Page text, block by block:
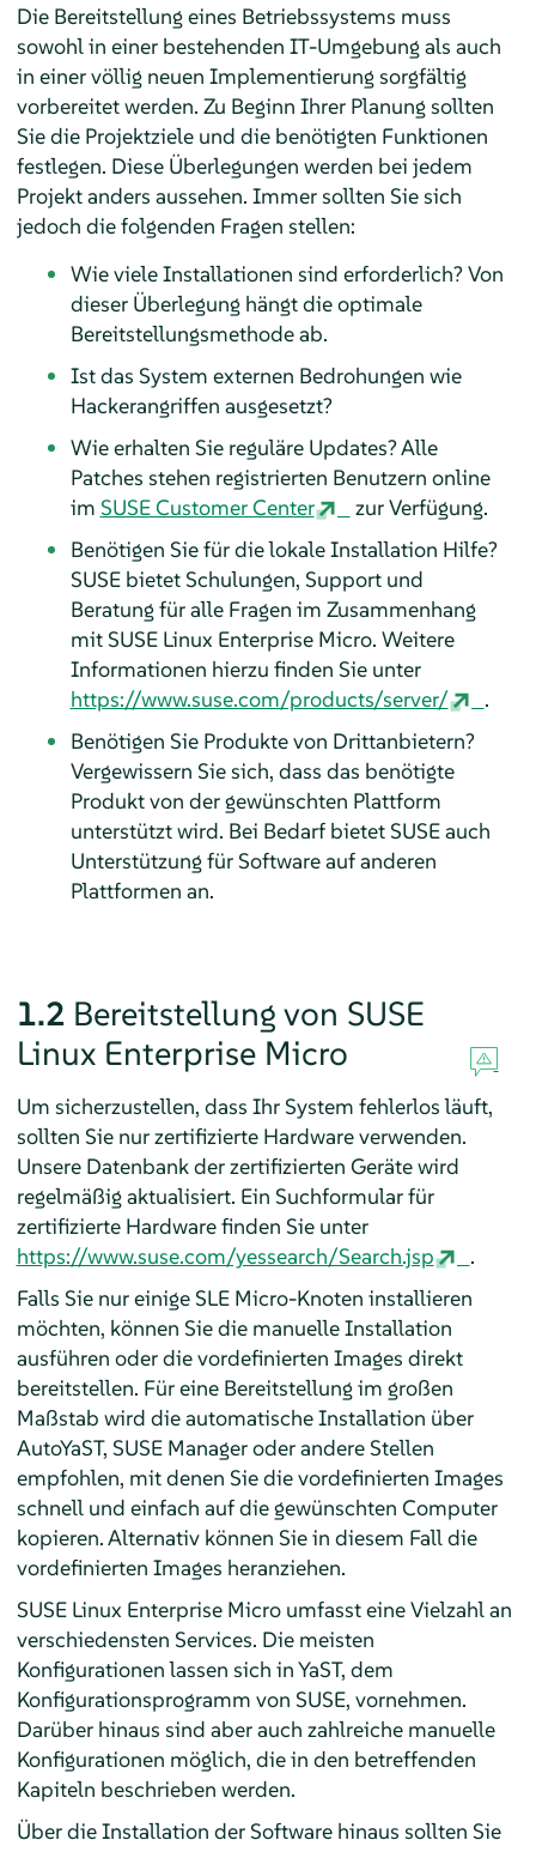
Die Bereitstellung eines Betriebssystems muss
sowohl in einer bestehenden IT-Umgebung als auch
in einer völlig neuen Implementierung sorgfältig
vorbereitet werden. Zu Beginn Ihrer Planung sollten
Sie die Projektziele und die benötigten Funktionen
festlegen. Diese Überlegungen werden bei jedem
Projekt anders aussehen. Immer sollten Sie sich
jedoch die folgenden Fragen stellen:
Wie viele Installationen sind erforderlich? Von
dieser Überlegung hängt die optimale
Bereitstellungsmethode ab.
Ist das System externen Bedrohungen wie
Hackerangriffen ausgesetzt?
Wie erhalten Sie reguläre Updates? Alle
Patches stehen registrierten Benutzern online
im SUSE Customer Center
zur Verfügung.
Benötigen Sie für die lokale Installation Hilfe?
SUSE bietet Schulungen, Support und
Beratung für alle Fragen im Zusammenhang
mit SUSE Linux Enterprise Micro. Weitere
Informationen hierzu finden Sie unter
https://www.suse.com/products/server/
.
Benötigen Sie Produkte von Drittanbietern?
Vergewissern Sie sich, dass das benötigte
Produkt von der gewünschten Plattform
unterstützt wird. Bei Bedarf bietet SUSE auch
Unterstützung für Software auf anderen
Plattformen an.
1.2 Bereitstellung von SUSE
Linux Enterprise Micro
Um sicherzustellen, dass Ihr System fehlerlos läuft,
sollten Sie nur zertifizierte Hardware verwenden.
Unsere Datenbank der zertifizierten Geräte wird
regelmäßig aktualisiert. Ein Suchformular für
zertifizierte Hardware finden Sie unter
https://www.suse.com/yessearch/Search.jsp
.
Falls Sie nur einige SLE Micro-Knoten installieren
möchten, können Sie die manuelle Installation
ausführen oder die vordefinierten Images direkt
bereitstellen. Für eine Bereitstellung im großen
Maßstab wird die automatische Installation über
AutoYaST, SUSE Manager oder andere Stellen
empfohlen, mit denen Sie die vordefinierten Images
schnell und einfach auf die gewünschten Computer
kopieren. Alternativ können Sie in diesem Fall die
vordefinierten Images heranziehen.
SUSE Linux Enterprise Microumfasst eine Vielzahl an
verschiedensten Services. Die meisten
Konfigurationen lassen sich in YaST, dem
Konfigurationsprogramm von SUSE, vornehmen.
Darüber hinaus sind aber auch zahlreiche manuelle
Konfigurationen möglich, die in den betreffenden
Kapiteln beschrieben werden.
Über die Installation der Software hinaus sollten Sie